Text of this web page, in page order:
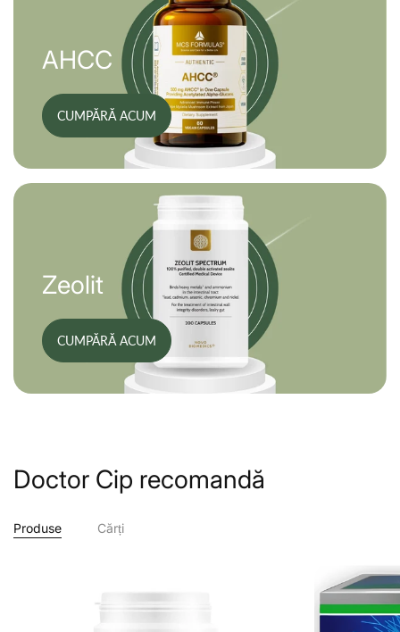
AHCC
CUMPĂRĂ ACUM
Zeolit
CUMPĂRĂ ACUM
Doctor Cip recomandă
Produse Cărți